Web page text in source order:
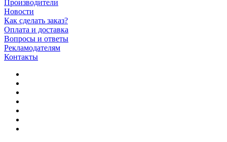
Производители
Новости
Как сделать заказ?
Оплата и доставка
Вопросы и ответы
Рекламодателям
Контакты